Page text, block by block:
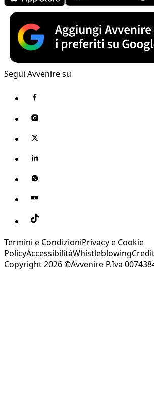
Segui Avvenire su
Termini e CondizioniPrivacy e Cookie
PolicyAccessibilitàWhistleblowing
Copyright 2026 ©Avvenire P.Iva